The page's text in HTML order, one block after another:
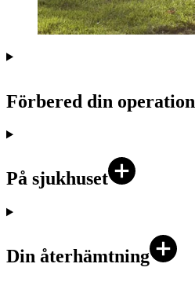
Förbered din operation
På sjukhuset
Din återhämtning